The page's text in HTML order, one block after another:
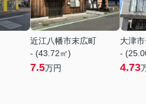
近江八幡市末広町
- (43.72㎡)
7.5万円
大津
-
4.73